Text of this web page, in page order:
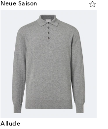
Neue Saison
Allude